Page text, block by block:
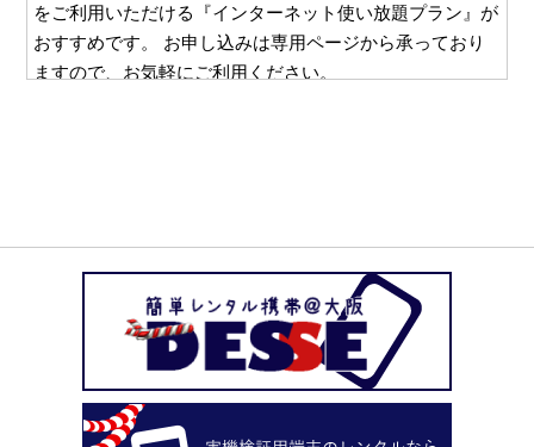
をご利用いただける『インターネット使い放題プラン』が
おすすめです。 お申し込みは専用ページから承っており
ますので、お気軽にご利用ください。
にお送りすることは一切ございません。 お客様と直接や
り取りのできるメールやお電話でのご請求となりますの
で、万一レンタルスマホの使用を他の方に知られたくな
い、という場合も安心してご利用いただけます。
デッセがスマホのレンタルと並行して展開しているのが、
ポケットwifiのレンタルサービスです。 街中にもフリーwifi